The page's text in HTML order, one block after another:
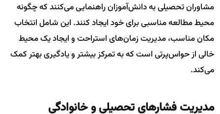
مشاوران تحصیلی به دانش‌آموزان راهنمایی می‌کنند که چگونه
محیط مطالعه مناسبی برای خود ایجاد کنند. این شامل انتخاب
مکان مناسب، مدیریت زمان‌های استراحت و ایجاد یک محیط
خالی از حواس‌پرتی است که به تمرکز بیشتر و یادگیری بهتر کمک
می‌کند.
مدیریت فشارهای تحصیلی و خانوادگی